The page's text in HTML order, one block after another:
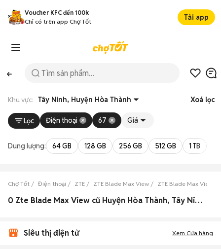
Voucher KFC đến 100k
Chỉ có trên app Chợ Tốt
Tải app
Khu vực: Tây Ninh, Huyện Hòa Thành Xoá lọc
Lọc Điện thoại 67 Giá
Dung lượng: 64 GB 128 GB 256 GB 512 GB 1 TB
Chợ Tốt Điện thoại ZTE ZTE Blade Max View ZTE Blade Max View
0 Zte Blade Max View cũ Huyện Hòa Thành, Tây Ninh đẹp
Siêu thị điện tử Xem Cửa hàng